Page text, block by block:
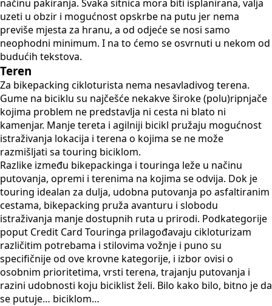
načinu pakiranja. Svaka sitnica mora biti isplanirana, valja
uzeti u obzir i mogućnost opskrbe na putu jer nema
previše mjesta za hranu, a od odjeće se nosi samo
neophodni minimum. I na to ćemo se osvrnuti u nekom od
budućih tekstova.
Teren
Za bikepacking cikloturista nema nesavladivog terena.
Gume na biciklu su najčešće nekakve široke (polu)ripnjače
kojima problem ne predstavlja ni cesta ni blato ni
kamenjar. Manje tereta i agilniji bicikl pružaju mogućnost
istraživanja lokacija i terena o kojima se ne može
razmišljati sa touring biciklom.
Razlike između bikepackinga i touringa leže u načinu
putovanja, opremi i terenima na kojima se odvija. Dok je
touring idealan za dulja, udobna putovanja po asfaltiranim
cestama, bikepacking pruža avanturu i slobodu
istraživanja manje dostupnih ruta u prirodi. Podkategorije
poput Credit Card Touringa prilagođavaju cikloturizam
različitim potrebama i stilovima vožnje i puno su
specifičnije od ove krovne kategorije, i izbor ovisi o
osobnim prioritetima, vrsti terena, trajanju putovanja i
razini udobnosti koju biciklist želi. Bilo kako bilo, bitno je da
se putuje… biciklom…